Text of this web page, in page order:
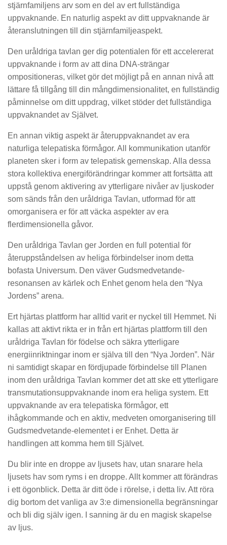
stjärnfamiljens arv som en del av ert fullständiga
uppvaknande. En naturlig aspekt av ditt uppvaknande är
återanslutningen till din stjärnfamiljeaspekt.
Den uråldriga tavlan ger dig potentialen för ett accelererat
uppvaknande i form av att dina DNA-strängar
ompositioneras, vilket gör det möjligt på en annan nivå att
lättare få tillgång till din mångdimensionalitet, en fullständig
påminnelse om ditt uppdrag, vilket stöder det fullständiga
uppvaknandet av Självet.
En annan viktig aspekt är återuppvaknandet av era
naturliga telepatiska förmågor. All kommunikation utanför
planeten sker i form av telepatisk gemenskap. Alla dessa
stora kollektiva energiförändringar kommer att fortsätta att
uppstå genom aktivering av ytterligare nivåer av ljuskoder
som sänds från den uråldriga Tavlan, utformad för att
omorganisera er för att väcka aspekter av era
flerdimensionella gåvor.
Den uråldriga Tavlan ger Jorden en full potential för
återuppståndelsen av heliga förbindelser inom detta
bofasta Universum. Den väver Gudsmedvetande-
resonansen av kärlek och Enhet genom hela den “Nya
Jordens” arena.
Ert hjärtas plattform har alltid varit er nyckel till Hemmet. Ni
kallas att aktivt rikta er in från ert hjärtas plattform till den
uråldriga Tavlan för födelse och säkra ytterligare
energiinriktningar inom er själva till den “Nya Jorden”. När
ni samtidigt skapar en fördjupade förbindelse till Planen
inom den uråldriga Tavlan kommer det att ske ett ytterligare
transmutationsuppvaknande inom era heliga system. Ett
uppvaknande av era telepatiska förmågor, ett
ihågkommande och en aktiv, medveten omorganisering till
Gudsmedvetande-elementet i er Enhet. Detta är
handlingen att komma hem till Självet.
Du blir inte en droppe av ljusets hav, utan snarare hela
ljusets hav som ryms i en droppe. Allt kommer att förändras
i ett ögonblick. Detta är ditt öde i rörelse, i detta liv. Att röra
dig bortom det vanliga av 3:e dimensionella begränsningar
och bli dig själv igen. I sanning är du en magisk skapelse
av ljus.